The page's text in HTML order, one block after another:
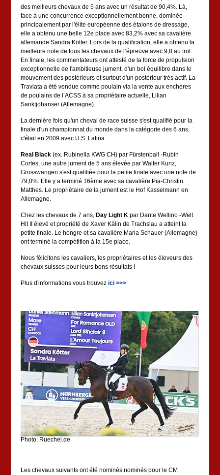
des meilleurs chevaux de 5 ans avec un résultat de 90,4%. Là,
face à une concurrence exceptionnellement bonne, dominée
principalement par l'élite européenne des étalons de dressage,
elle a obtenu une belle 12e place avec 83,2% avec sa cavalière
allemande Sandra Kötter. Lors de la qualification, elle a obtenu la
meilleure note de tous les chevaux de l’épreuve avec 9,8 au trot.
En finale, les commentateurs ont attesté de la force de propulsion
exceptionnelle de l'ambitieuse jument, d'un bel équilibre dans le
mouvement des postérieurs et surtout d'un postérieur très actif. La
Traviata a été vendue comme poulain via la vente aux enchères
de poulains de l’ACSS à sa propriétaire actuelle, Lilian
Sanktjohanser (Allemagne).
La dernière fois qu'un cheval de race suisse s'est qualifié pour la
finale d'un championnat du monde dans la catégorie des 6 ans,
c'était en 2009 avec U.S. Latina.
Real Black(ex. Rubinella KWG CH) par Fürstenball -Rubin
Cortes, une autre jument de 5 ans élevée par Walter Kunz,
Grosswangen s'est qualifiée pour la petite finale avec une note de
79,0%. Elle y a terminé 16ème avec sa cavalière Pia-Christin
Matthes. Le propriétaire de la jument est le Hof Kasselmann en
Allemagne.
Chez les chevaux de 7 ans, Day Light K par Dante Weltino -Welt
Hit II élevé et propriété de Xaver Kälin de Trachslau a atteint la
petite finale. Le hongre et sa cavalière Maria Schauer (Allemagne)
ont terminé la compétition à la 15e place.
Nous félicitons les cavaliers, les propriétaires et les éleveurs des
chevaux suisses pour leurs bons résultats !
Plus d'informations vous trouvezici >>>
Photo: Ruechel.de
Les chevaux suivants ont été nominés nominés pour le CM